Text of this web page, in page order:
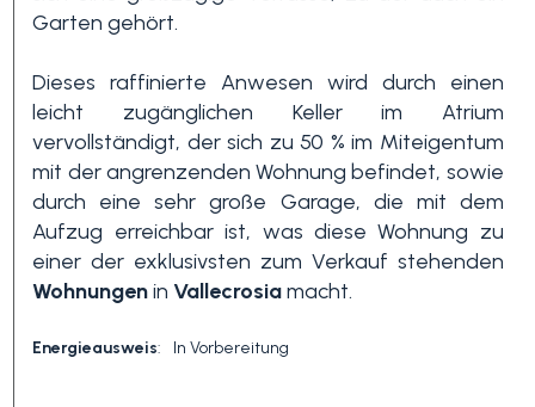
Garten gehört.
Dieses raffinierte Anwesen wird durch einen
leicht zugänglichen Keller im Atrium
vervollständigt, der sich zu 50 % im Miteigentum
mit der angrenzenden Wohnung befindet, sowie
durch eine sehr große Garage, die mit dem
Aufzug erreichbar ist, was diese Wohnung zu
einer der exklusivsten zum Verkauf stehenden
Wohnungenin Vallecrosiamacht.
Energieausweis: In Vorbereitung
Schwimmbad